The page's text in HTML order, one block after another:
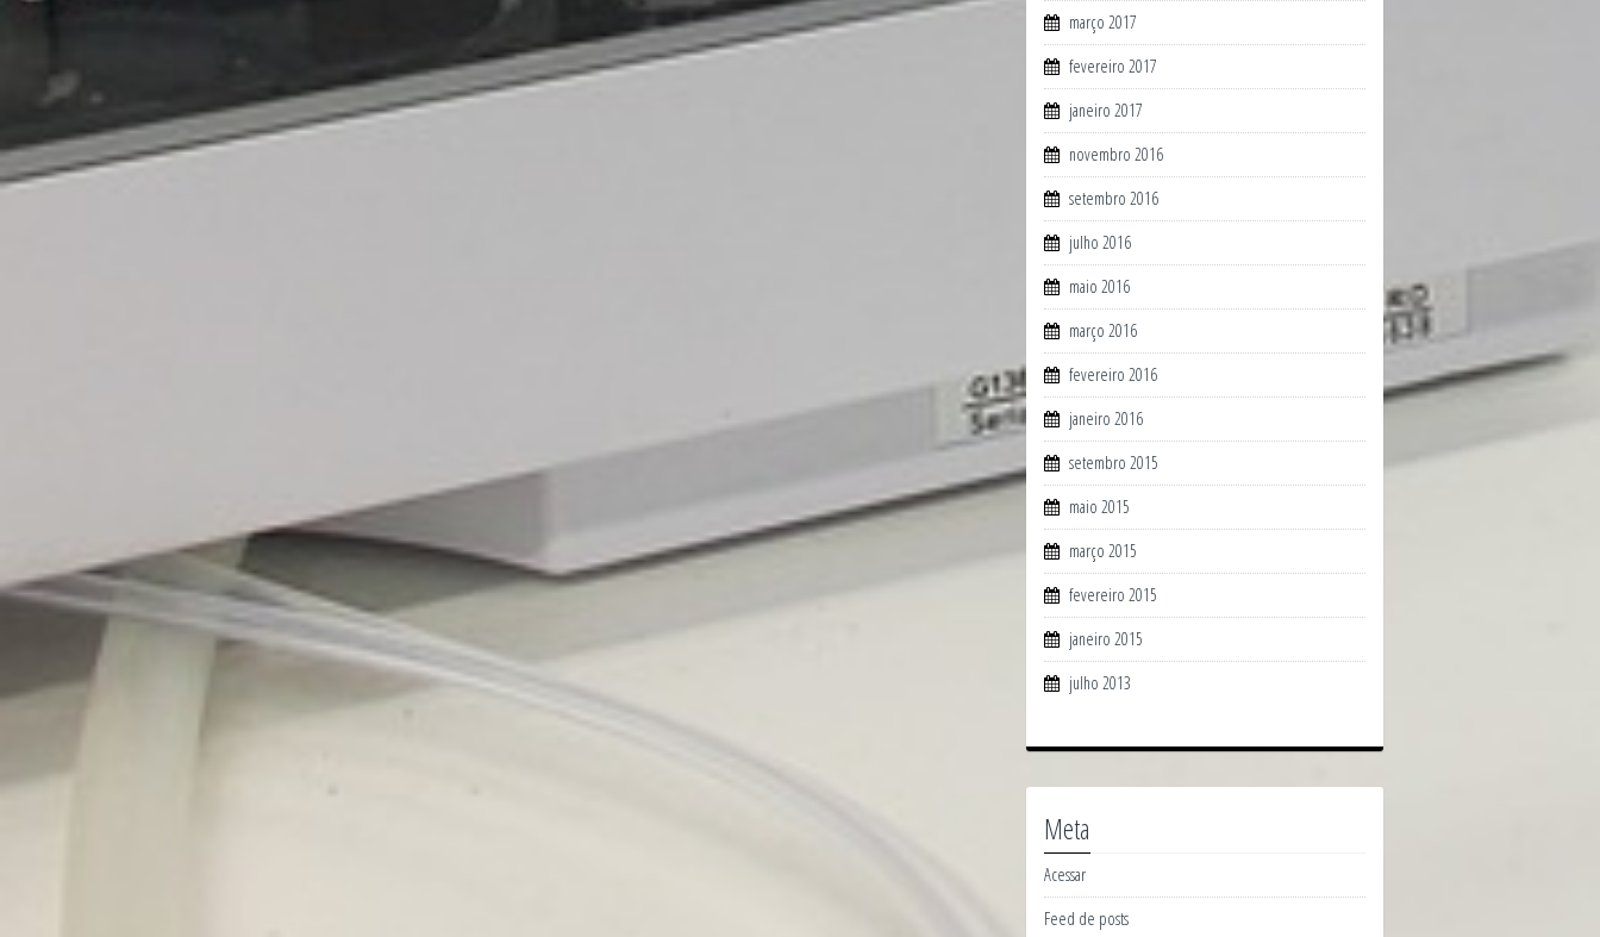
março 2017
fevereiro 2017
janeiro 2017
novembro 2016
setembro 2016
julho 2016
maio 2016
março 2016
fevereiro 2016
janeiro 2016
setembro 2015
maio 2015
março 2015
fevereiro 2015
janeiro 2015
julho 2013
Meta
Acessar
Feed de posts